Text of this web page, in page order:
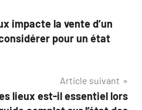
impacte la vente d’un
pour un état
Article suivant
lieux est-il essentiel lors